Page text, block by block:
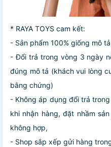
* RAYA TOYS cam kết:
- Sản phẩm 100% giống mô tả
- Đổi trả trong vòng 3 ngày
đúng mô tả (khách vui lòng
bằng chứng)
- Không áp dụng đổi trả
khi nhận hàng, đặt nhầm
không hợp,
- Shop sắp xếp gửi hàng